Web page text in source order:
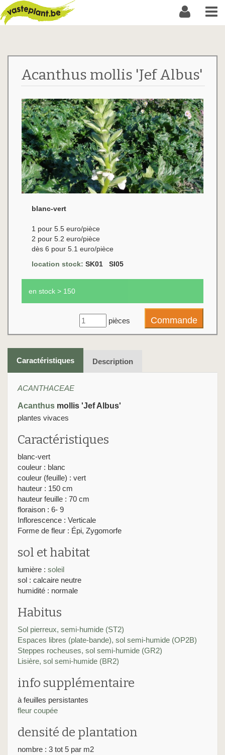
Acanthus mollis 'Jef Albus'
blanc-vert
1 pour 5.5 euro/pièce
2 pour 5.2 euro/pièce
dès 6 pour 5.1 euro/pièce
location stock: SK01 SI05
en stock > 150
pièces
Caractéristiques Description
ACANTHACEAE
Acanthus mollis 'Jef Albus'
plantes vivaces
Caractéristiques
blanc-vert
couleur : blanc
couleur (feuille) : vert
hauteur : 150 cm
hauteur feuille : 70 cm
floraison : 6- 9
Inflorescence : Verticale
Forme de fleur : Épi, Zygomorfe
sol et habitat
lumière : soleil
sol : calcaire neutre
humidité : normale
Habitus
Sol pierreux, semi-humide (ST2)
Espaces libres (plate-bande), sol semi-humide (OP2B)
Steppes rocheuses, sol semi-humide (GR2)
Lisière, sol semi-humide (BR2)
info supplémentaire
à feuilles persistantes
fleur coupée
densité de plantation
nombre : 3 tot 5 par m2